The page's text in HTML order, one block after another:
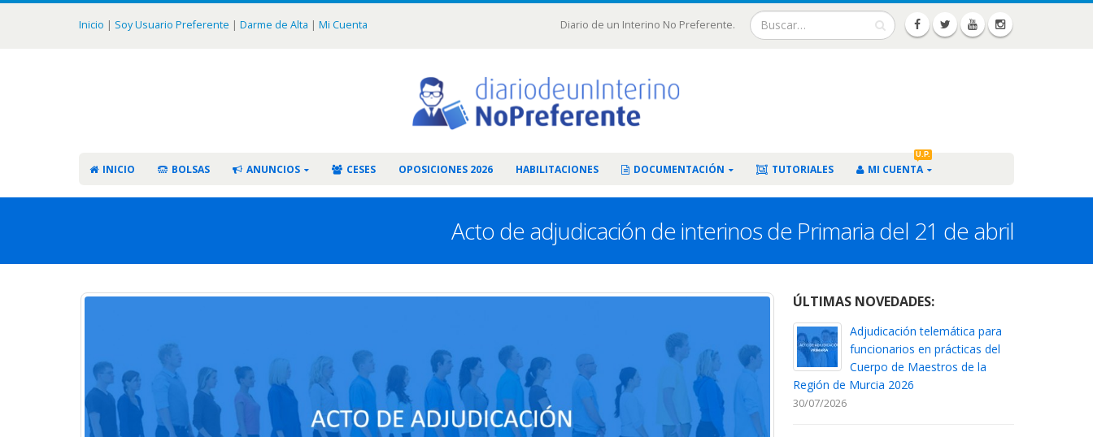
Inicio | Soy Usuario Preferente | Darme de Alta | Mi Cuenta Diario de un Interino No Preferente.
INICIO BOLSAS ANUNCIOS CESES OPOSICIONES 2026 HABILITACIONES DOCUMENTACIÓN TUTORIALES MI CUENTA
U.P.
Acto de adjudicación de interinos de Primaria del 21 de abril
ÚLTIMAS NOVEDADES:
Adjudicación telemática para
funcionarios en prácticas del
Cuerpo de Maestros de la
Región de Murcia 2026
30/07/2026